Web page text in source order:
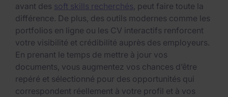
avant des soft skills recherchés, peut faire toute la
différence. De plus, des outils modernes comme les
portfolios en ligne ou les CV interactifs renforcent
votre visibilité et crédibilité auprès des employeurs.
En prenant le temps de mettre à jour vos
documents, vous augmentez vos chances d’être
repéré et sélectionné pour des opportunités qui
correspondent réellement à votre profil et à vos